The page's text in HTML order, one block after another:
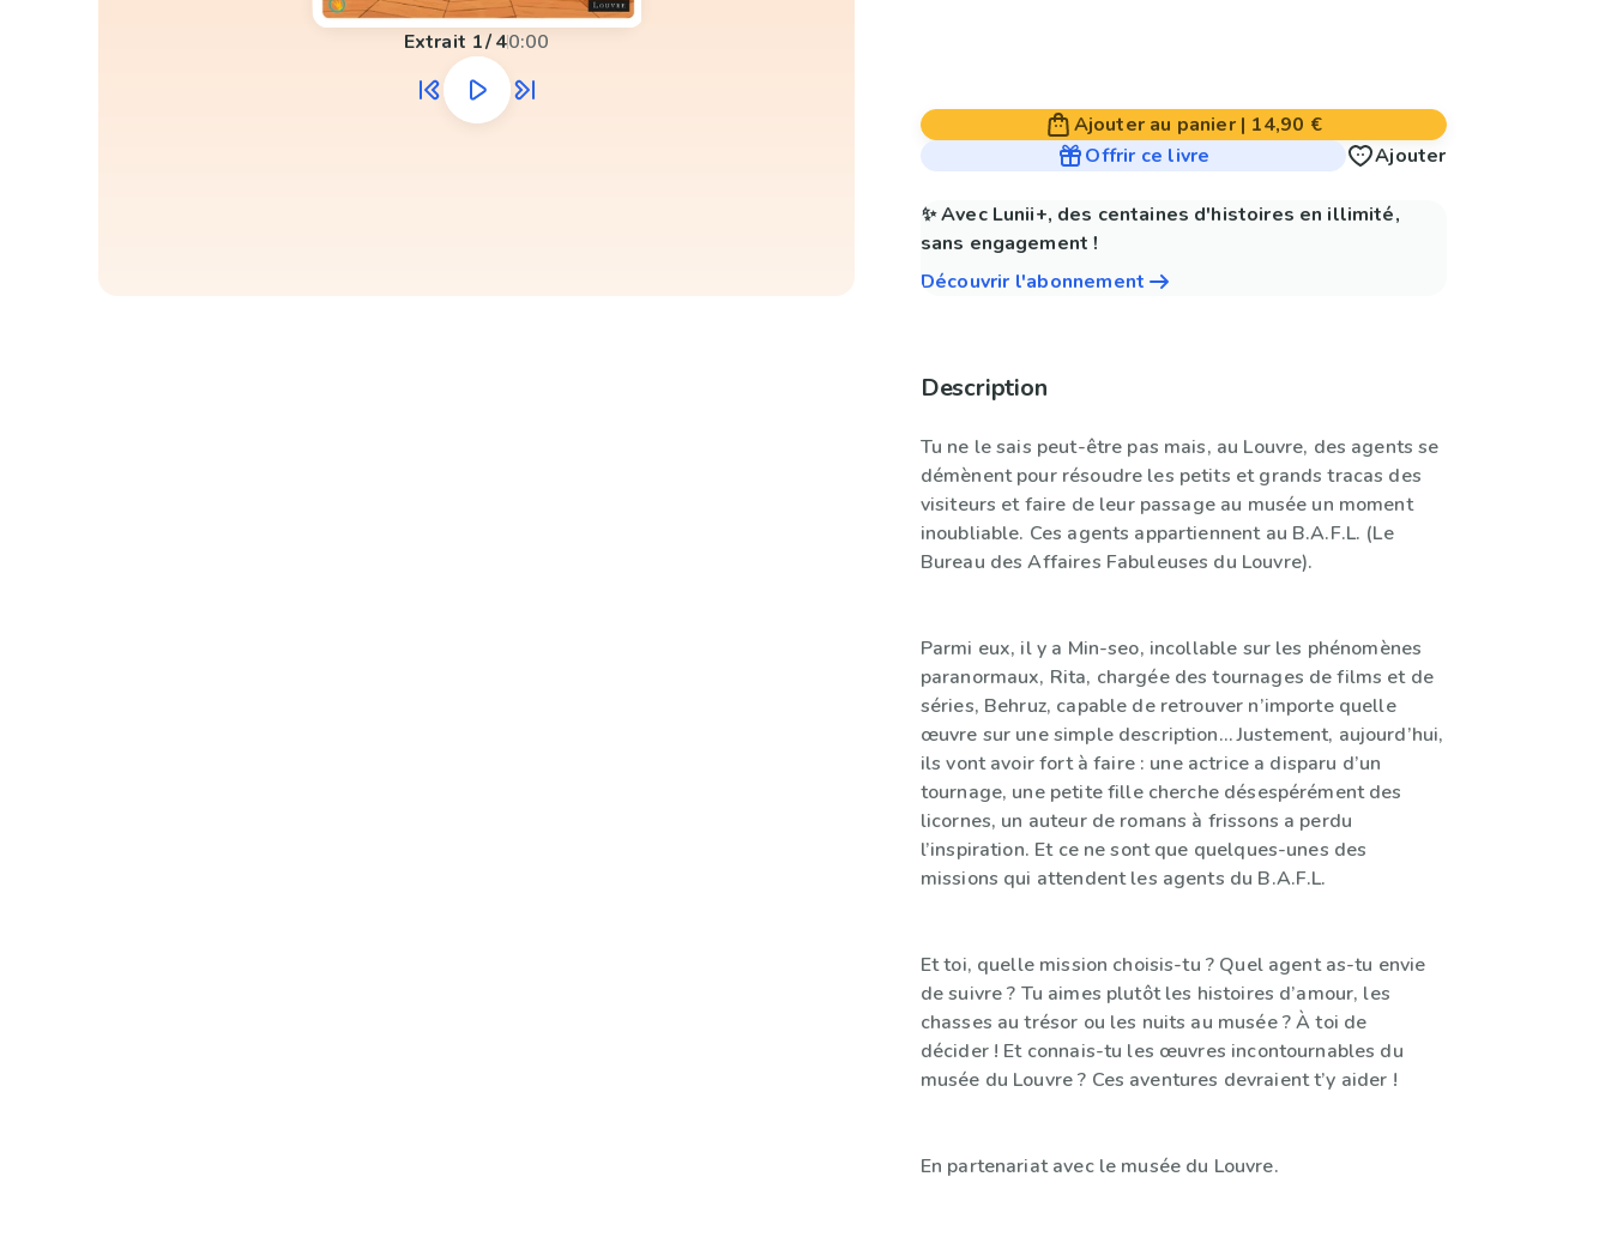
Extrait 1/40:00
Ajouter au panier| 14,90 €
Offrir ce livre
Ajouter
✨ Avec Lunii+, des centaines d'histoires en illimité,
sans engagement !
Découvrir l'abonnement
Description
Tu ne le sais peut-être pas mais, au Louvre, des agents se
démènent pour résoudre les petits et grands tracas des
visiteurs et faire de leur passage au musée un moment
inoubliable. Ces agents appartiennent au B.A.F.L. (Le
Bureau des Affaires Fabuleuses du Louvre).
Parmi eux, il y a Min-seo, incollable sur les phénomènes
paranormaux, Rita, chargée des tournages de films et de
séries, Behruz, capable de retrouver n’importe quelle
œuvre sur une simple description… Justement, aujourd’hui,
ils vont avoir fort à faire : une actrice a disparu d’un
tournage, une petite fille cherche désespérément des
licornes, un auteur de romans à frissons a perdu
l’inspiration. Et ce ne sont que quelques-unes des
missions qui attendent les agents du B.A.F.L.
Et toi, quelle mission choisis-tu ? Quel agent as-tu envie
de suivre ? Tu aimes plutôt les histoires d’amour, les
chasses au trésor ou les nuits au musée ? À toi de
décider ! Et connais-tu les œuvres incontournables du
musée du Louvre ? Ces aventures devraient t’y aider !
En partenariat avec le musée du Louvre.